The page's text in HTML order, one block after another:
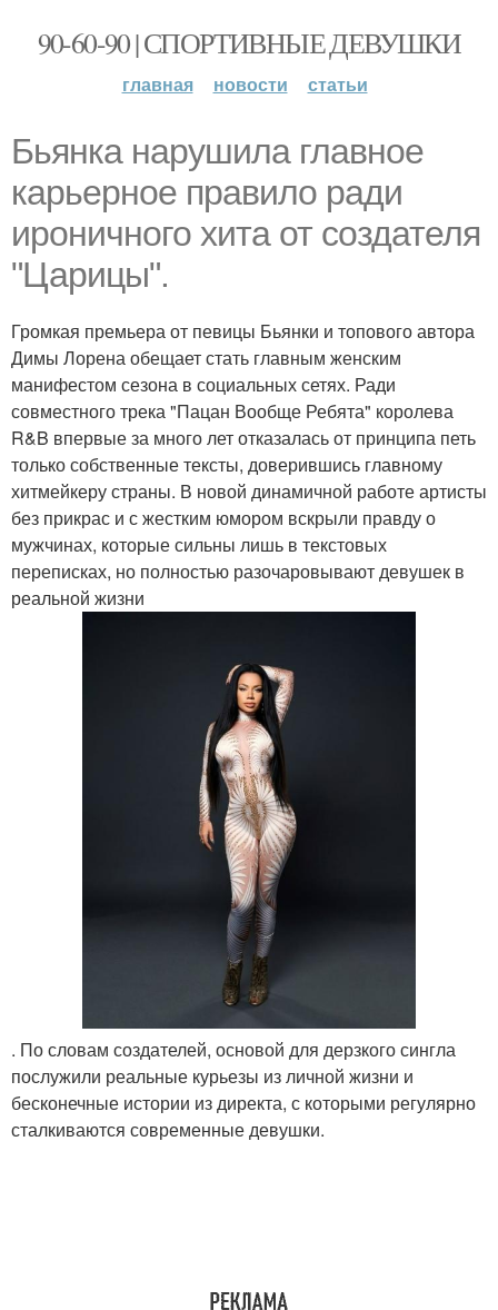
90-60-90 | СПОРТИВНЫЕ ДЕВУШКИ
главная новости статьи
Бьянка нарушила главное
карьерное правило ради
ироничного хита от создателя
"Царицы".
Громкая премьера от певицы Бьянки и топового автора
Димы Лорена обещает стать главным женским
манифестом сезона в социальных сетях. Ради
совместного трека "Пацан Вообще Ребята" королева
R&B впервые за много лет отказалась от принципа петь
только собственные тексты, доверившись главному
хитмейкеру страны. В новой динамичной работе артисты
без прикрас и с жестким юмором вскрыли правду о
мужчинах, которые сильны лишь в текстовых
переписках, но полностью разочаровывают девушек в
реальной жизни
. По словам создателей, основой для дерзкого сингла
послужили реальные курьезы из личной жизни и
бесконечные истории из директа, с которыми регулярно
сталкиваются современные девушки.